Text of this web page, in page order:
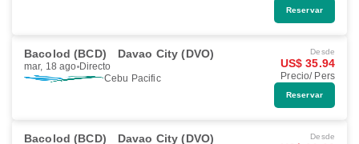
Reservar
Bacolod (BCD) Davao City (DVO)
mar, 18 ago Directo
Cebu Pacific
Desde
US$ 35.94
Precio/ Pers
Reservar
Bacolod (BCD) Davao City (DVO) Desde